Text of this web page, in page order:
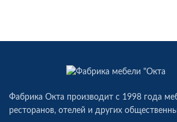
Фабрика Окта производит c 1998 года
ресторанов, отелей и других